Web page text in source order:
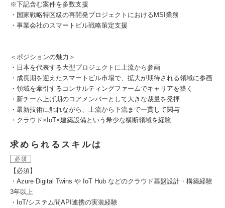
※下記含む案件を多数支援
・国家戦略特区級の再開発プロジェクトにおけるMSI業務
・事業会社のスマートビル戦略策定支援
＜ポジションの魅力＞
・日本を代表する大型プロジェクトに上流から参画
・成長期を迎えたスマートビル市場で、拡大が期待される領域に参画
・領域を牽引するコンサルティングファームでキャリアを築く
・新チーム上げ期のコアメンバーとして大きな裁量を発揮
・最新技術に触れながら、上流から下流まで一貫して関与
・クラウド×IoT×建築設備という希少な横断領域を経験
求められるスキルは
必須
【必須】
・Azure Digital Twins や IoT Hub などのクラウド基盤設計・構築経験
3年以上
・IoT/システム間API連携の実装経験